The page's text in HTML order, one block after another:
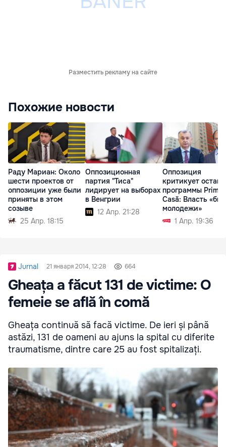
Разместить рекламу на сайте
Похожие новости
Раду Мариан: Около
шести проектов от
оппозиции уже были
приняты в этом
созыве
25 Апр. 18:15
Оппозиционная
партия "Тиса"
лидирует на выборах
в Венгрии
12 Апр. 21:28
Оппозиция
критикует
программы Prima
Casă: Власть
молодежи»
1 Апр. 19:36
Jurnal 21 января 2014, 12:28 664
Gheața a făcut 131 de victime: O
femeie se află în comă
Gheața continuă să facă victime. De ieri și până
astăzi, 131 de oameni au ajuns la spital cu diferite
traumatisme, dintre care 25 au fost spitalizați.